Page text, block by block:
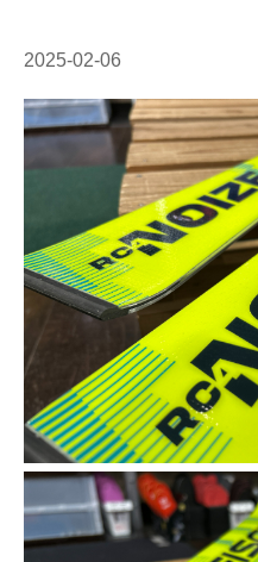
2025-02-06